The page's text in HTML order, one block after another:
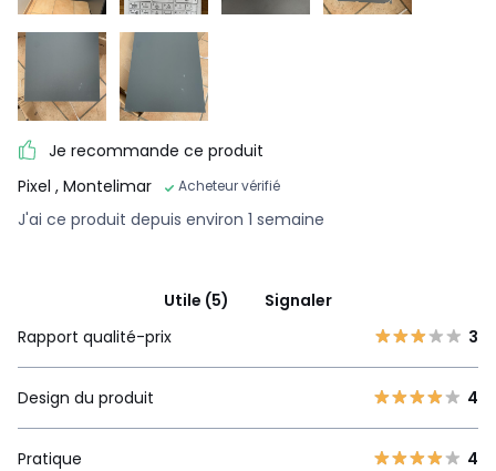
Je recommande ce produit
Pixel , Montelimar Acheteur vérifié
J'ai ce produit depuis environ 1 semaine
Utile (5)
Signaler
Rapport qualité-prix
3
Design du produit 4
Pratique 4